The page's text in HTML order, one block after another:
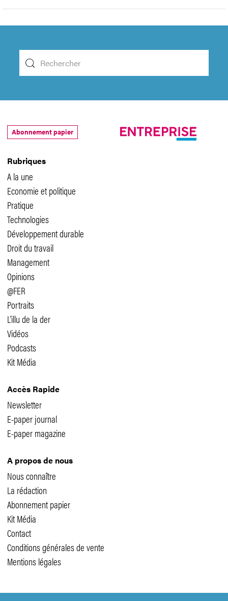
Rubriques
A la une
Economie et politique
Pratique
Technologies
Développement durable
Droit du travail
Management
Opinions
@FER
Portraits
L'illu de la der
Vidéos
Podcasts
Kit Média
Accès Rapide
Newsletter
E-paper journal
E-paper magazine
A propos de nous
Nous connaître
La rédaction
Abonnement papier
Kit Média
Contact
Conditions générales de vente
Mentions légales
Abonnement papier